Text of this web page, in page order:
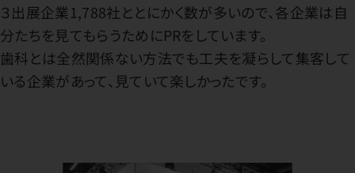
３出展企業1,788社ととにかく数が多いので、各企業は自
分たちを見てもらうためにPRをしています。
歯科とは全然関係ない方法でも工夫を凝らして集客して
いる企業があって、見ていて楽しかったです。